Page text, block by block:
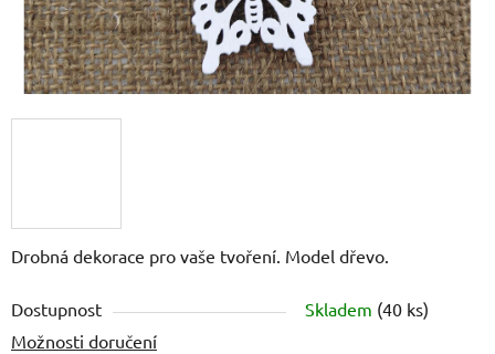
Drobná dekorace pro vaše tvoření. Model dřevo.
Dostupnost Skladem (40 ks)
Možnosti doručení